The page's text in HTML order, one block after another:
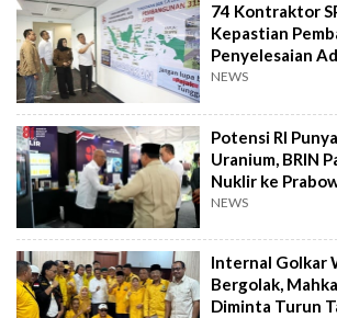
74 Kontraktor
Kepastian
Penyelesaian
NEWS
Potensi RI
Uranium, BRIN
Nuklir ke
NEWS
Internal Golkar
Bergolak,
Diminta Turun